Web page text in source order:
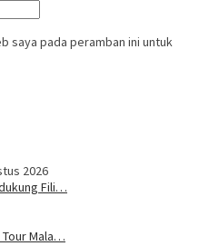
saya pada peramban ini untuk
2026
Fili…
Mala…